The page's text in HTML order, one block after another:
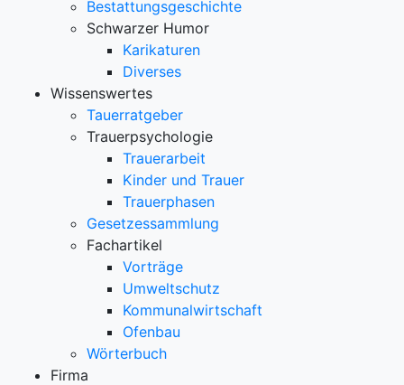
Bestattungsgeschichte
Schwarzer Humor
Karikaturen
Diverses
Wissenswertes
Tauerratgeber
Trauerpsychologie
Trauerarbeit
Kinder und Trauer
Trauerphasen
Gesetzessammlung
Fachartikel
Vorträge
Umweltschutz
Kommunalwirtschaft
Ofenbau
Wörterbuch
Firma